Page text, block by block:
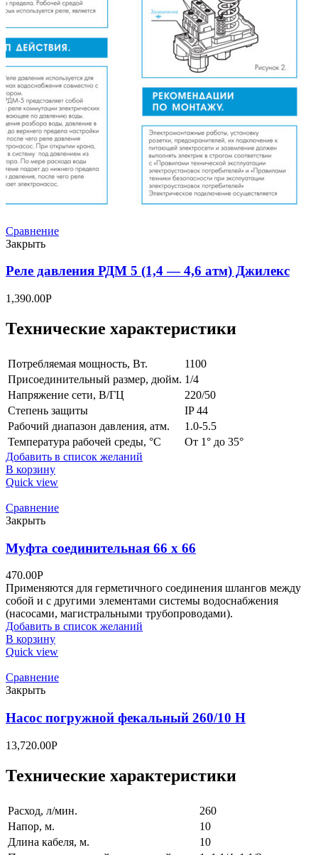
Сравнение
Закрыть
Реле давления РДМ 5 (1,4 — 4,6 атм) Джилекс
1,390.00Р
Технические характеристики
Потребляемая мощность, Вт.
1100
Присоединительный размер, дюйм. 1/4
Напряжение сети, В/ГЦ
220/50
Степень защиты
IP 44
Рабочий диапазон давления, атм.
1.0-5.5
Температура рабочей среды, °C
От 1° до 35°
Добавить в список желаний
В корзину
Quick view
Сравнение
Закрыть
Муфта соединительная 66 x 66
470.00Р
Применяются для герметичного соединения шлангов между
собой и с другими элементами системы водоснабжения
(насосами, магистральными трубопроводами).
Добавить в список желаний
В корзину
Quick view
Сравнение
Закрыть
Насос погружной фекальный 260/10 Н
13,720.00Р
Технические характеристики
Pасход, л/мин.
260
Hапор, м.
10
Длина кабеля, м.
10